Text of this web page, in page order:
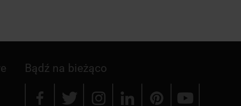
Bądź na bieżąco